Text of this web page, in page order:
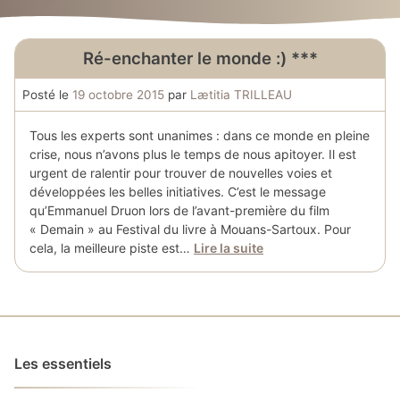
Ré-enchanter le monde :) ***
Posté le 19 octobre 2015 par Lætitia TRILLEAU
Tous les experts sont unanimes : dans ce monde en pleine
crise, nous n’avons plus le temps de nous apitoyer. Il est
urgent de ralentir pour trouver de nouvelles voies et
développées les belles initiatives. C’est le message
qu’Emmanuel Druon lors de l’avant-première du film
« Demain » au Festival du livre à Mouans-Sartoux. Pour
cela, la meilleure piste est… Lire la suite
Les essentiels